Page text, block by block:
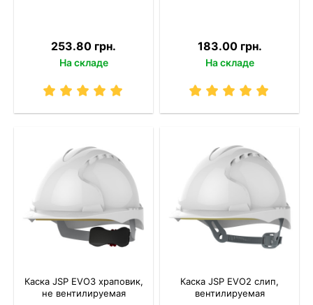
253.80 грн.
На складе
183.00 грн.
На складе
Каска JSP EVO3 храповик,
не вентилируемая
Каска JSP EVO2 слип,
вентилируемая